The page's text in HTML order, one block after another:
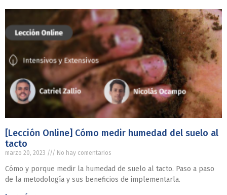
[Lección Online] Cómo medir humedad del suelo al
tacto
marzo 20, 2023 No hay comentarios
Cómo y porque medir la humedad de suelo al tacto. Paso a paso
de la metodología y sus beneficios de implementarla.